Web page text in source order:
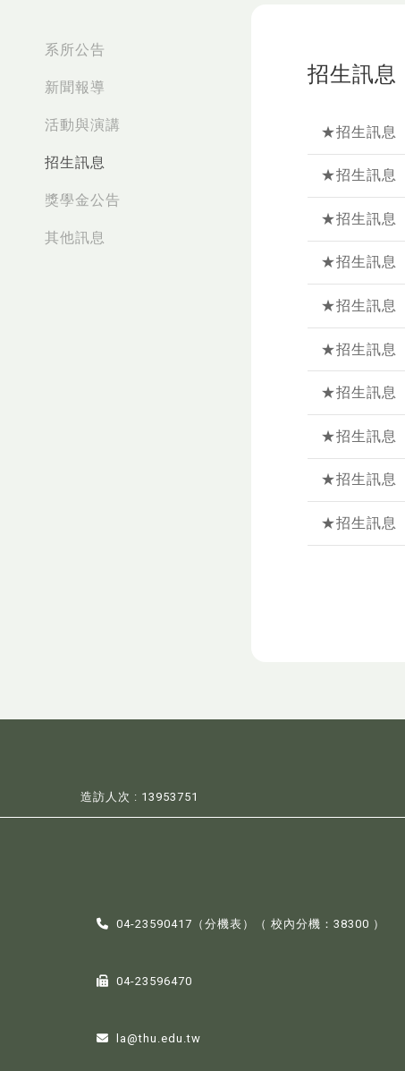
系所公告
新聞報導
活動與演講
招生訊息
獎學金公告
其他訊息
招生訊息
★招生訊息
★招生訊息
★招生訊息
★招生訊息
★招生訊息
★招生訊息
★招生訊息
★招生訊息
★招生訊息
★招生訊息
造訪人次 : 13953751
04-23590417（分機表 ）（ 校內分機：38300 ）
04-23596470
la@thu.edu.tw